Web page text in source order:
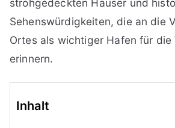
strohgedeckten Häuser und
Sehenswürdigkeiten, die an die
Ortes als wichtiger Hafen für die
erinnern.
Inhalt